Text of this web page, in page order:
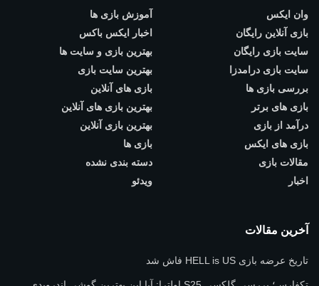
وان ایکس
بازی آنلاین رایگان
سایت بازی رایگان
سایت بازی درامدزا
بررسی بازی ها
بازی های برتر
درآمد از بازی
بازی های ایکس
مقالات بازی
اخبار
آموزش بازی ها
اخبار ایکس باکس
بهترین بازی و سایت ها
بهترین سایت بازی
بازی های آنلاین
بهترین بازی های آنلاین
بهترین بازی آنلاین
بازی ها
دسته بندی نشده
ویدئو
آخرین مقالات
تاریخ عرضه بازی HELL is US فاش شد